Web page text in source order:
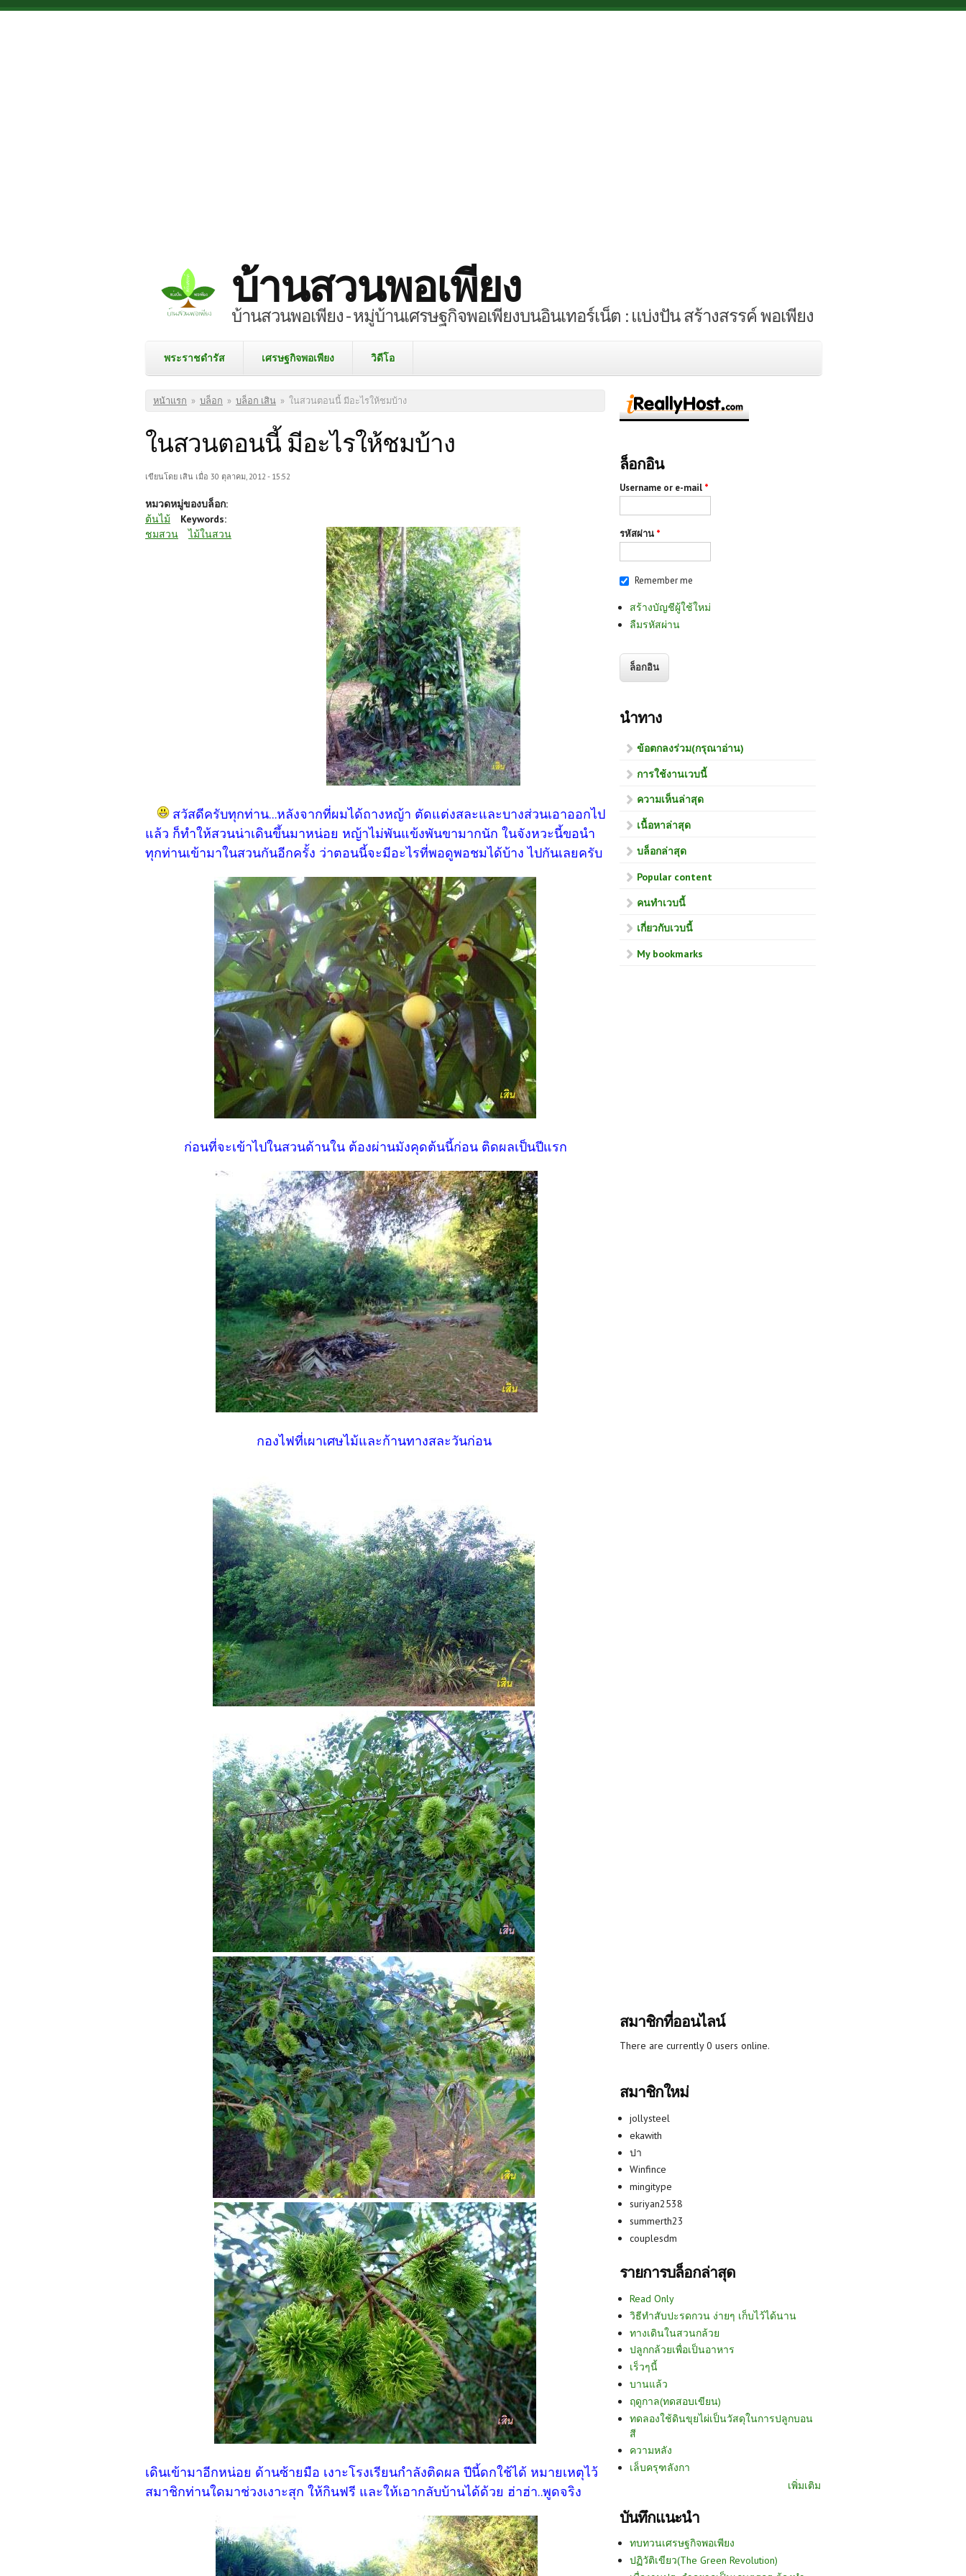
Skip to main content
บ้านสวนพอเพียง
บ้านสวนพอเพียง - หมู่บ้านเศรษฐกิจพอเพียงบนอินเทอร์เน็ต : แบ่งปัน สร้างสรรค์ พอเพียง
พระราชดำรัส เศรษฐกิจพอเพียง วิดีโอ
คุณอยู่ที่นี่
หน้าแรก » บล็อก » บล็อก เสิน » ในสวนตอนนี้ มีอะไรให้ชมบ้าง
ในสวนตอนนี้ มีอะไรให้ชมบ้าง
เขียนโดย เสิน เมื่อ 30 ตุลาคม, 2012 - 15:52
หมวดหมู่ของบล็อก:
ต้นไม้
Keywords:
ชมสวน
ไม้ในสวน
สวัสดีครับทุกท่าน...หลังจากที่ผมได้ถางหญ้า ตัดแต่งสละและบางส่วนเอาออกไป
แล้ว ก็ทำให้สวนน่าเดินขึ้นมาหน่อย หญ้าไม่พันแข้งพันขามากนัก ในจังหวะนี้ขอนำ
ทุกท่านเข้ามาในสวนกันอีกครั้ง ว่าตอนนี้จะมีอะไรที่พอดูพอชมได้บ้าง ไปกันเลยครับ
ก่อนที่จะเข้าไปในสวนด้านใน ต้องผ่านมังคุดต้นนี้ก่อน ติดผลเป็นปีแรก
กองไฟที่เผาเศษไม้และก้านทางสละวันก่อน
เดินเข้ามาอีกหน่อย ด้านซ้ายมือ เงาะโรงเรียนกำลังติดผล ปีนี้ดกใช้ได้ หมายเหตุไว้
สมาชิกท่านใดมาช่วงเงาะสุก ให้กินฟรี และให้เอากลับบ้านได้ด้วย ฮ่าฮ่า..พูดจริง
ล็อกอิน
Username or e-mail *
รหัสผ่าน *
Remember me
สร้างบัญชีผู้ใช้ใหม่
ลืมรหัสผ่าน
นำทาง
ข้อตกลงร่วม(กรุณาอ่าน)
การใช้งานเวบนี้
ความเห็นล่าสุด
เนื้อหาล่าสุด
บล็อกล่าสุด
Popular content
คนทำเวบนี้
เกี่ยวกับเวบนี้
My bookmarks
สมาชิกที่ออนไลน์
There are currently 0 users online.
สมาชิกใหม่
jollysteel
ekawith
ปา
Winfince
mingitype
suriyan2538
summerth23
couplesdm
รายการบล็อกล่าสุด
Read Only
วิธีทำสับปะรดกวน ง่ายๆ เก็บไว้ได้นาน
ทางเดินในสวนกล้วย
ปลูกกล้วยเพื่อเป็นอาหาร
เร็วๆนี้
บานแล้ว
ฤดูกาล(ทดสอบเขียน)
ทดลองใช้ดินขุยไผ่เป็นวัสดุในการปลูกบอน
สี
ความหลัง
เล็บครุฑลังกา
เพิ่มเติม
บันทึกแนะนำ
ทบทวนเศรษฐกิจพอเพียง
ปฏิวัติเขียว(The Green Revolution)